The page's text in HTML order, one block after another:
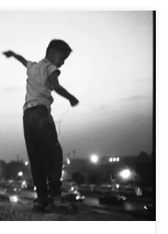
organisons un vote
du mois, à la suite de
interviewé.